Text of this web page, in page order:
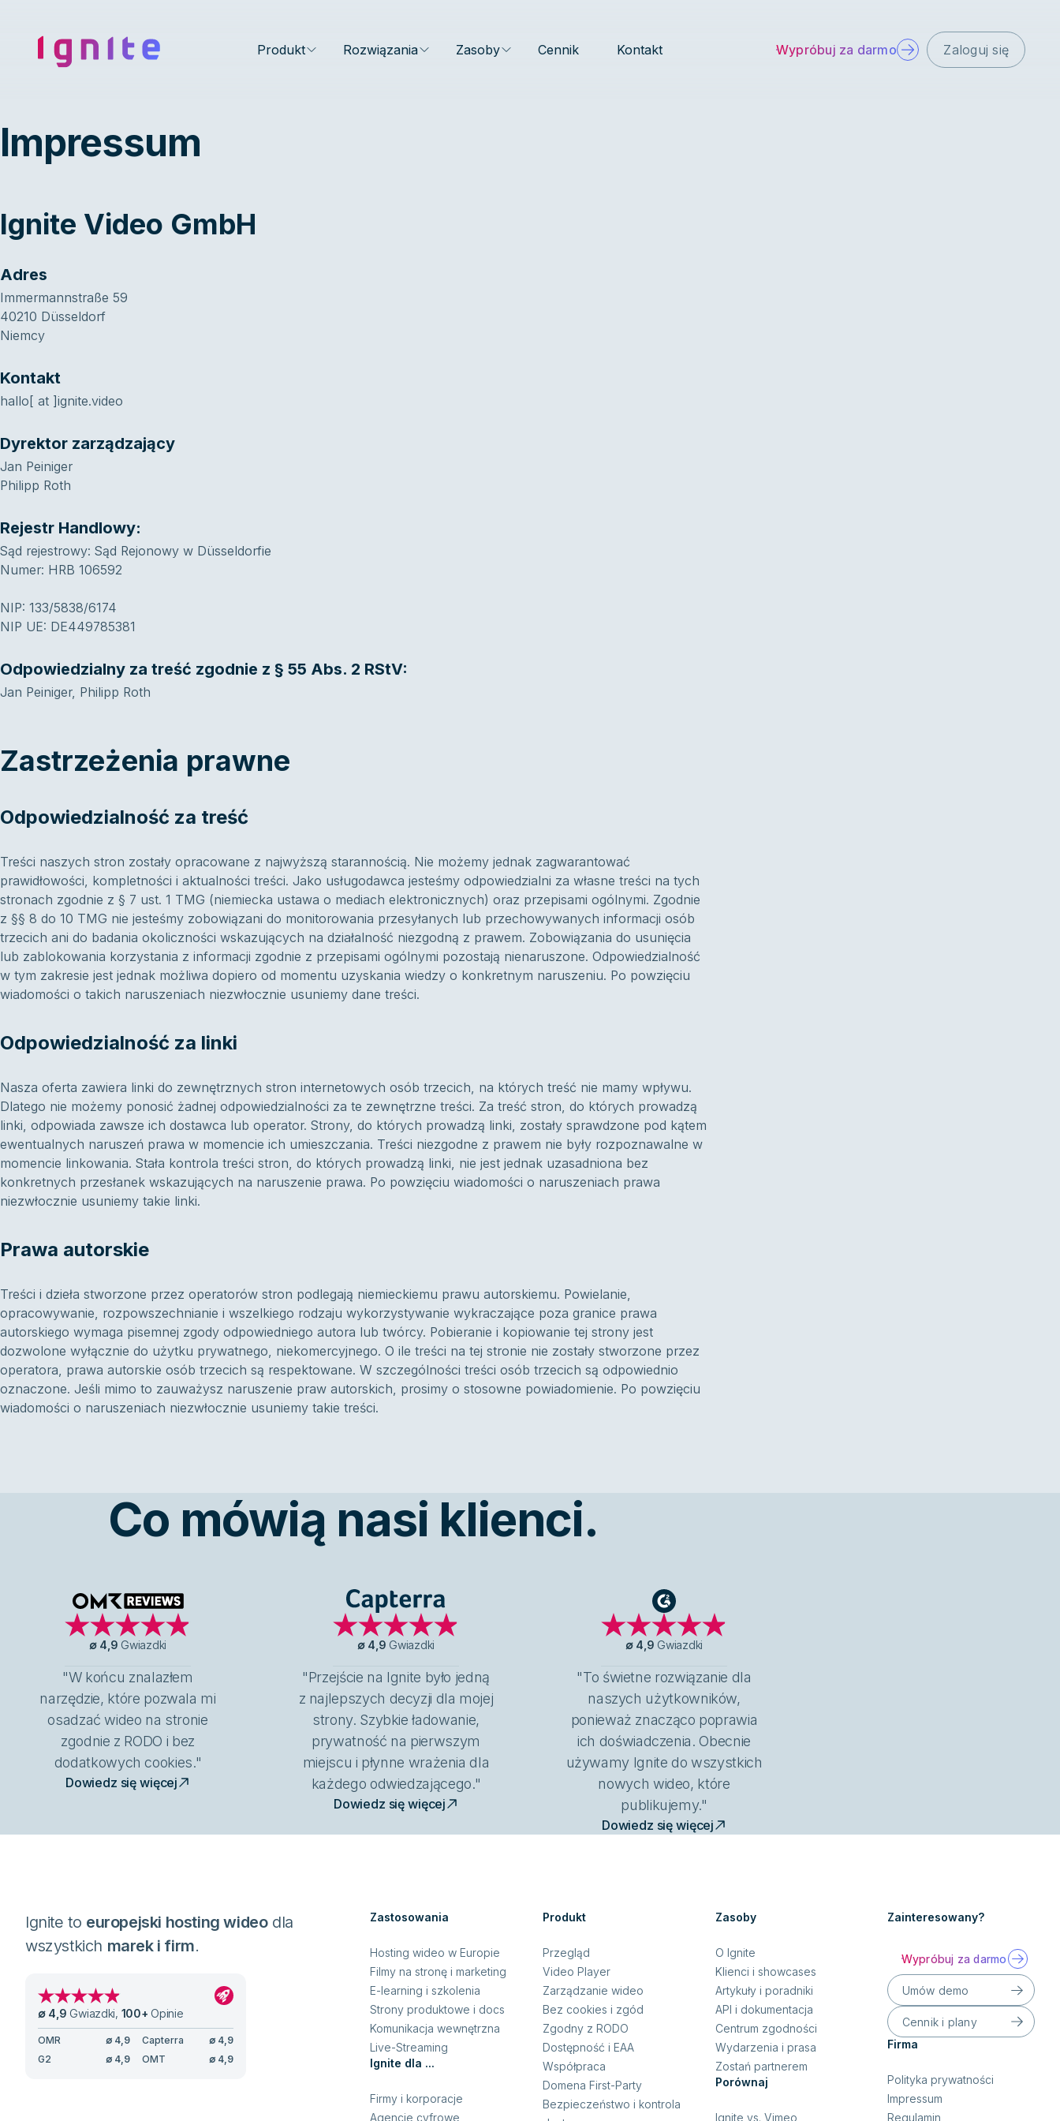
Ignite • Video Experience Cloud Produkt Rozwiązania Zasoby Cennik Kontakt Wypróbuj za darmo Zaloguj się
Impressum
Ignite Video GmbH
Adres
Immermannstraße 59
40210 Düsseldorf
Niemcy
Kontakt
hallo[ at ]ignite.video
Dyrektor zarządzający
Jan Peiniger
Philipp Roth
Rejestr Handlowy:
Sąd rejestrowy: Sąd Rejonowy w Düsseldorfie
Numer: HRB 106592
NIP: 133/5838/6174
NIP UE: DE449785381
Odpowiedzialny za treść zgodnie z § 55 Abs. 2 RStV:
Jan Peiniger, Philipp Roth
Zastrzeżenia prawne
Odpowiedzialność za treść
Treści naszych stron zostały opracowane z najwyższą starannością. Nie możemy jednak zagwarantować
prawidłowości, kompletności i aktualności treści. Jako usługodawca jesteśmy odpowiedzialni za własne treści na tych
stronach zgodnie z § 7 ust. 1 TMG (niemiecka ustawa o mediach elektronicznych) oraz przepisami ogólnymi. Zgodnie
z §§ 8 do 10 TMG nie jesteśmy zobowiązani do monitorowania przesyłanych lub przechowywanych informacji osób
trzecich ani do badania okoliczności wskazujących na działalność niezgodną z prawem. Zobowiązania do usunięcia
lub zablokowania korzystania z informacji zgodnie z przepisami ogólnymi pozostają nienaruszone. Odpowiedzialność
w tym zakresie jest jednak możliwa dopiero od momentu uzyskania wiedzy o konkretnym naruszeniu. Po powzięciu
wiadomości o takich naruszeniach niezwłocznie usuniemy dane treści.
Odpowiedzialność za linki
Nasza oferta zawiera linki do zewnętrznych stron internetowych osób trzecich, na których treść nie mamy wpływu.
Dlatego nie możemy ponosić żadnej odpowiedzialności za te zewnętrzne treści. Za treść stron, do których prowadzą
linki, odpowiada zawsze ich dostawca lub operator. Strony, do których prowadzą linki, zostały sprawdzone pod kątem
ewentualnych naruszeń prawa w momencie ich umieszczania. Treści niezgodne z prawem nie były rozpoznawalne w
momencie linkowania. Stała kontrola treści stron, do których prowadzą linki, nie jest jednak uzasadniona bez
konkretnych przesłanek wskazujących na naruszenie prawa. Po powzięciu wiadomości o naruszeniach prawa
niezwłocznie usuniemy takie linki.
Prawa autorskie
Treści i dzieła stworzone przez operatorów stron podlegają niemieckiemu prawu autorskiemu. Powielanie,
opracowywanie, rozpowszechnianie i wszelkiego rodzaju wykorzystywanie wykraczające poza granice prawa
autorskiego wymaga pisemnej zgody odpowiedniego autora lub twórcy. Pobieranie i kopiowanie tej strony jest
dozwolone wyłącznie do użytku prywatnego, niekomercyjnego. O ile treści na tej stronie nie zostały stworzone przez
operatora, prawa autorskie osób trzecich są respektowane. W szczególności treści osób trzecich są odpowiednio
oznaczone. Jeśli mimo to zauważysz naruszenie praw autorskich, prosimy o stosowne powiadomienie. Po powzięciu
wiadomości o naruszeniach niezwłocznie usuniemy takie treści.
Co mówią nasi klienci.
OMR Reviews
∅ 4,9 Gwiazdki
"W końcu znalazłem
narzędzie, które pozwala mi
osadzać wideo na stronie
zgodnie z RODO i bez
dodatkowych cookies."
Dowiedz się więcej
Capterra
∅ 4,9 Gwiazdki
"Przejście na Ignite było jedną
z najlepszych decyzji dla mojej
strony. Szybkie ładowanie,
prywatność na pierwszym
miejscu i płynne wrażenia dla
każdego odwiedzającego."
Dowiedz się więcej
G2
∅ 4,9 Gwiazdki
"To świetne rozwiązanie dla
naszych użytkowników,
ponieważ znacząco poprawia
ich doświadczenia. Obecnie
używamy Ignite do wszystkich
nowych wideo, które
publikujemy."
Dowiedz się więcej
Ignite to europejski hosting wideodla
wszystkich marek i firm.
∅ 4,9 Gwiazdki, 100+ Opinie
OMR ∅ 4,9 Capterra ∅ 4,9
G2
∅ 4,9 OMT ∅ 4,9
Zastosowania
Hosting wideo w Europie
Filmy na stronę i marketing
E-learning i szkolenia
Strony produktowe i docs
Komunikacja wewnętrzna
Live-Streaming
Ignite dla ...
Firmy i korporacje
Agencje cyfrowe
Produkt
Przegląd
Video Player
Zarządzanie wideo
Bez cookies i zgód
Zgodny z RODO
Dostępność i EAA
Współpraca
Domena First-Party
Bezpieczeństwo i kontrola
Zasoby
O Ignite
Klienci i showcases
Artykuły i poradniki
API i dokumentacja
Centrum zgodności
Wydarzenia i prasa
Zostań partnerem
Porównaj
Ignite vs. Vimeo
Zainteresowany?
Wypróbuj za darmo
Umów demo
Cennik i plany
Firma
Polityka prywatności
Impressum
Regulamin